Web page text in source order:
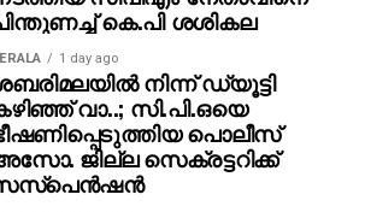
കെ.പി ശശികല
1 day ago
നിന്ന് ഡ്യൂട്ടി
വാ..; സി.പി.ഒയെ
പൊലീസ്
ജില്ല സെക്രട്ടറിക്ക്